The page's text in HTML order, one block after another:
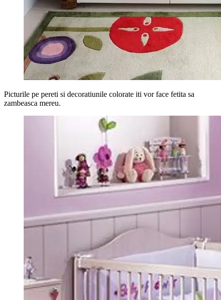
Picturile pe pereti si decoratiunile colorate iti vor face fetita sa
zambeasca mereu.